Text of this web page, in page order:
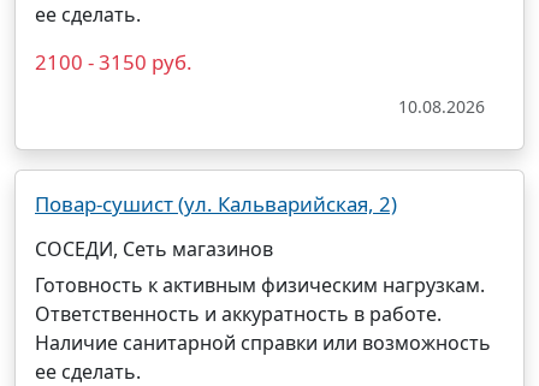
ее сделать.
2100 - 3150 руб.
10.08.2026
Повар-сушист (ул. Кальварийская, 2)
СОСЕДИ, Сеть магазинов
Готовность к активным физическим нагрузкам.
Ответственность и аккуратность в работе.
Наличие санитарной справки или возможность
ее сделать.